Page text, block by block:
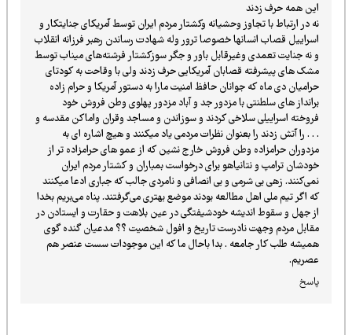
این همه حرف زدند
نه در ارتباط با تجاوز وحشیانه وکشتار مردم ایران توسط آمریکای جنایتکار و
اسراییل قصاب انسانها خصوصا ترور وله شهادت رساندن رهبر فرزانه انقلاب
و نه جنایت تعمدی وغیرقابل باور و جگر سوزکشتار فرشته‌های میناب توسط
مشک های پیشرفته قصابان آمریکایی حرف زدند ولی با وقاحت به کودتای
حرامیان دی ماه که جوانان حافظ امنیت مارا به دستور آمریکا و حرام زاده
برانداز های سلطنتی با مزدور جد و آباد مزدور پهلوی وطن فروش خود
فروخته اسراییلی سلاخی کردند و سوزاندن و مساجد وقران واماکن مقدسه و
. . . را آتش زدند را بعنوان نظرات مردمی یاد میکنند و هیچ اشاره ای به
مزدوران حرامزاده وطن فروش خارج نشین که از عمو های حرامزاده تر از
خودشان ترامپ و نتانیاهو برای درخواست بمباران و کشتار مردم ایران
نمی‌کنند. زهی بی شرمی و بی انصافی و نامردی جالب که جباری ادعا میکنند
که اگر تیم ملی اهل مطالعه بودند موضع بهتری می‌گرفتند. پناه می‌بریم بخدا
از جهل و سقوط اندیشه خودشیفتگی در عین بلاهت و حقارت و ایستادن در
مقابل مردم وجهت نادرست تاریخ و افول شخصیت ؟؟ مدعیان گنده گوی
همیشه طلب کار جامعه . بدا باحال ما که این موجودات سست عنصر هم
عصریم.